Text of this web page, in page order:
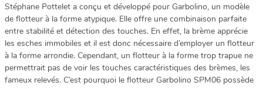
Stéphane Pottelet a conçu et développé pour Garbolino, un modèle
de flotteur à la forme atypique. Elle offre une combinaison parfaite
entre stabilité et détection des touches. En effet, la brème apprécie
les esches immobiles et il est donc nécessaire d’employer un flotteur
à la forme arrondie. Cependant, un flotteur à la forme trop trapue ne
permettrait pas de voir les touches caractéristiques des brèmes, les
fameux relevés. C’est pourquoi le flotteur Garbolino SPM06 possède